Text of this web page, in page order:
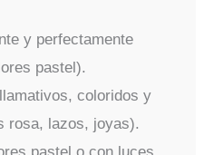
y perfectamente
pastel).
coloridos y
rosa, lazos, joyas).
pastel o con luces